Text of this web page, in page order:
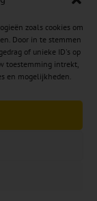
zoals cookies om
Door in te stemmen
of unieke ID's op
toestemming intrekt,
en mogelijkheden.
–